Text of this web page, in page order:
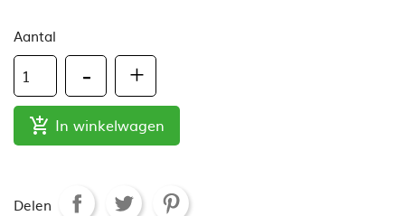
Aantal
 In winkelwagen
Delen